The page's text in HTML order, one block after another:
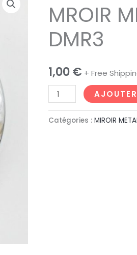
MROIR
DMR3
1,00€ + Free
de
MROIR
METAL
FLEURISTE
Catégories : MIROIR